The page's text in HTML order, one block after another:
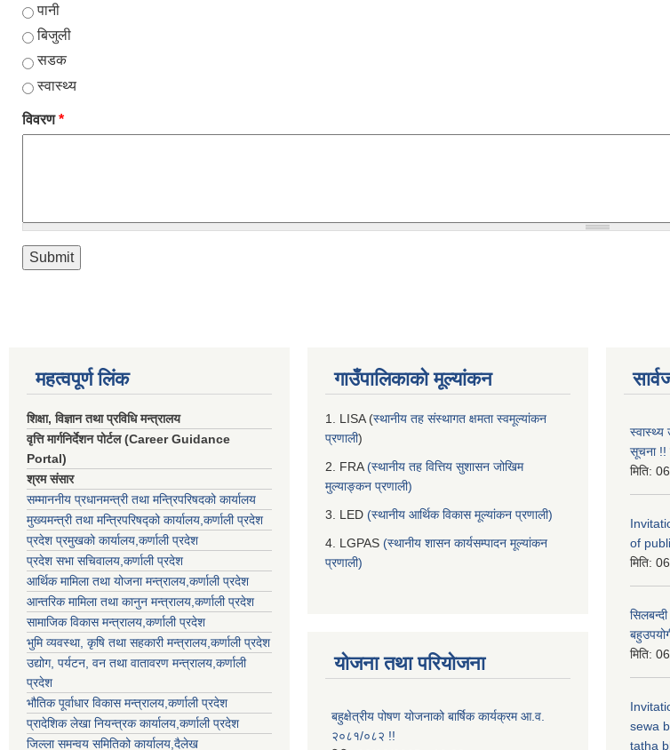
पानी
बिजुली
सडक
स्वास्थ्य
विवरण*
महत्वपूर्ण लिंक
शिक्षा, विज्ञान तथा प्रविधि मन्त्रालय
वृत्ति मार्गनिर्देशन पोर्टल (Career Guidance
Portal)
श्रम संसार
सम्माननीय प्रधानमन्त्री तथा मन्त्रिपरिषद‌को कार्यालय
मुख्यमन्त्री तथा मन्त्रिपरिषद्को कार्यालय,कर्णाली प्रदेश
प्रदेश प्रमुखको कार्यालय,कर्णाली प्रदेश
प्रदेश सभा सचिवालय,कर्णाली प्रदेश
आर्थिक मामिला तथा योजना मन्त्रालय,कर्णाली प्रदेश
आन्तरिक मामिला तथा कानुन मन्त्रालय,कर्णाली प्रदेश
सामाजिक विकास मन्त्रालय,कर्णाली प्रदेश
भुमि व्यवस्था, कृषि तथा सहकारी मन्त्रालय,कर्णाली प्रदेश
उद्योग, पर्यटन, वन तथा वातावरण मन्त्रालय,कर्णाली
प्रदेश
भौतिक पूर्वाधार विकास मन्त्रालय,कर्णाली प्रदेश
प्रादेशिक लेखा नियन्त्रक कार्यालय,कर्णाली प्रदेश
जिल्ला समन्वय समितिको कार्यालय,दैलेख
गाउँपालिकाको मूल्यांकन
1. LISA (स्थानीय तह संस्थागत क्षमता स्वमूल्यांकन
प्रणाली)
2. FRA (स्थानीय तह वित्तिय सुशासन जोखिम
मुल्याङ्कन प्रणाली)
3. LED (स्थानीय आर्थिक विकास मूल्यांकन प्रणाली)
4. LGPAS (स्थानीय शासन कार्यसम्पादन मूल्यांकन
प्रणाली)
योजना तथा परियोजना
बहुक्षेत्रीय पोषण योजनाको बार्षिक कार्यक्रम आ.व.
२०८१/०८२ !!
स्वास्थ्य
सूचना !!
मिति:
of
मिति:
मिति:
sewa
tatha